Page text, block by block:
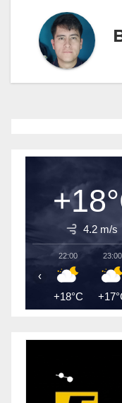
4.2 m/s
22:00
+18°C
23:00
‹